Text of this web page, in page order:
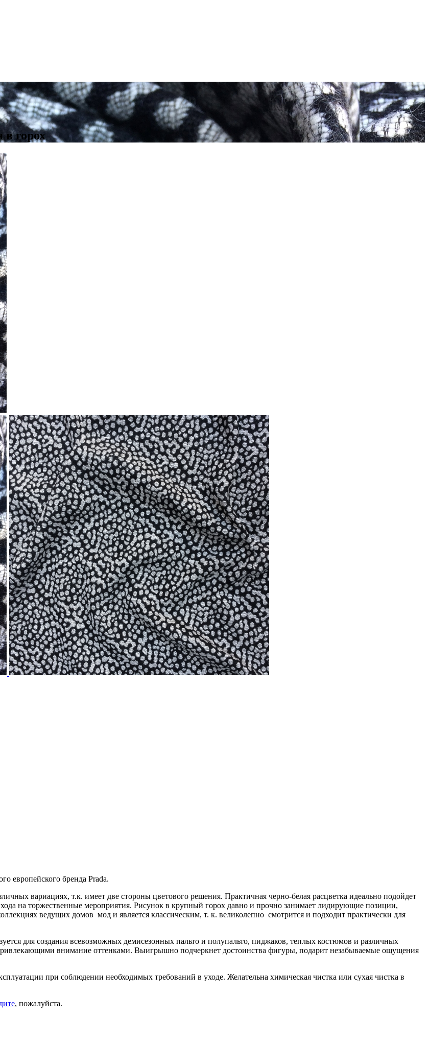
в горох
европейского бренда Prada.
вариациях, т.к. имеет две стороны цветового решения. Практичная черно-белая расцветка идеально подойдет
на торжественные мероприятия. Рисунок в крупный горох давно и прочно занимает лидирующие позиции,
ведущих домов мод и является классическим, т. к. великолепно смотрится и подходит практически для
для создания всевозможных демисезонных пальто и полупальто, пиджаков, теплых костюмов и различных
внимание оттенками. Выигрышно подчеркнет достоинства фигуры, подарит незабываемые ощущения
при соблюдении необходимых требований в уходе. Желательна химическая чистка или сухая чистка в
, пожалуйста.